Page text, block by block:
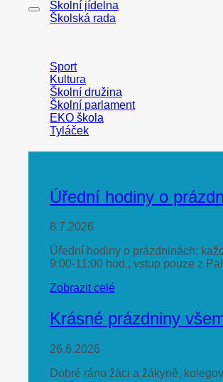
Školní jídelna
Školská rada
Sport
Kultura
Školní družina
Školní parlament
EKO škola
Tyláček
Úřední hodiny o
8.7.2026
Úřední hodiny o prázdninách:
9:00-11:00 hod., vstup pouze z
Zobrazit celé
Krásné prázdniny
26.6.2026
Dobré ráno žáci a žákyně,